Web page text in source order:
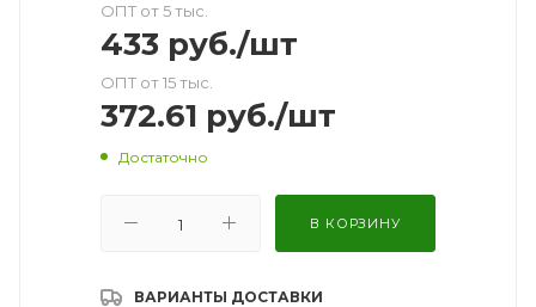
ОПТ от 5 тыс.
433 руб./шт
ОПТ от 15 тыс.
372.61 руб./шт
Достаточно
В КОРЗИНУ
ВАРИАНТЫ ДОСТАВКИ